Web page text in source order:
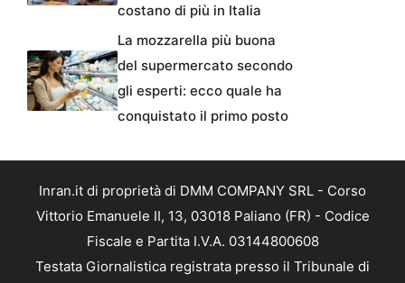
costano di più in Italia
La mozzarella più buona
del supermercato secondo
gli esperti: ecco quale ha
conquistato il primo posto
Inran.it di proprietà di DMM COMPANY SRL - Corso
Vittorio Emanuele II, 13, 03018 Paliano (FR) - Codice
Fiscale e Partita I.V.A. 03144800608
Testata Giornalistica registrata presso il Tribunale di